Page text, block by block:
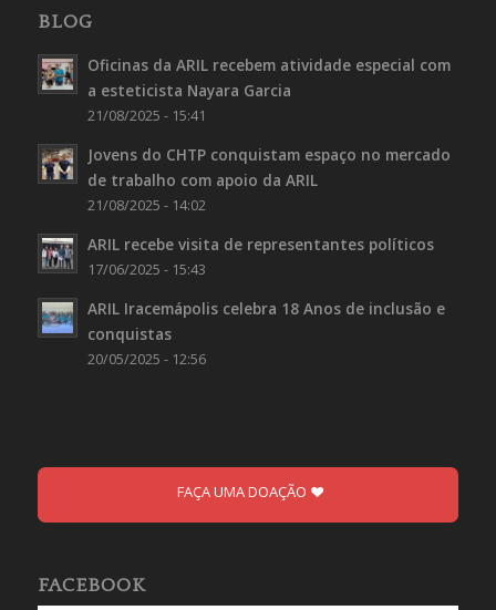
BLOG
Oficinas da ARIL recebem atividade especial com
a esteticista Nayara Garcia
21/08/2025 - 15:41
Jovens do CHTP conquistam espaço no mercado
de trabalho com apoio da ARIL
21/08/2025 - 14:02
ARIL recebe visita de representantes políticos
17/06/2025 - 15:43
ARIL Iracemápolis celebra 18 Anos de inclusão e
conquistas
20/05/2025 - 12:56
FAÇA UMA DOAÇÃO
FACEBOOK